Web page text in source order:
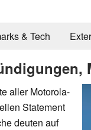
& Tech
aller Motorola-
Statement
deuten auf